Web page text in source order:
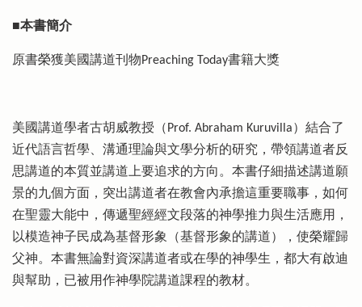
■本書簡介
原書榮獲美國講道刊物Preaching Today書籍大獎
美國講道學者古胡威教授（Prof. Abraham Kuruvilla）結合了
近代語言哲學、溝通理論與文學分析的研究，帶領講道者反
思講道的本質並講道上要追求的方向。本書仔細描述講道願
景的九個方面，突出講道者在教會內承擔這重要職事，如何
在聖靈大能中，傳遞聖經經文段落的神學推力與生活應用，
以模造神子民成為基督形象（基督形象的講道），使榮耀歸
父神。本書無論對資深講道者或在學的神學生，都大有啟迪
與幫助，已被用作神學院講道課程的教材。